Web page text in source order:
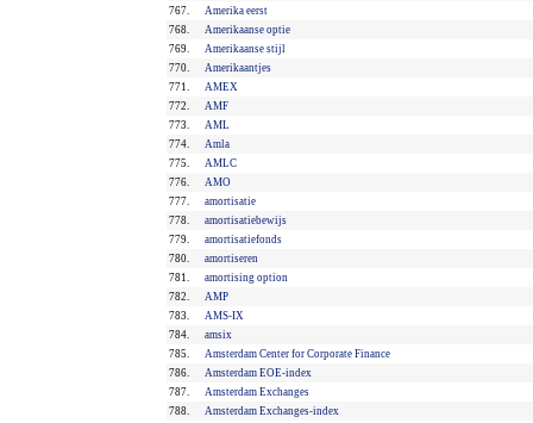
767.
Amerika eerst
768.
Amerikaanse optie
769.
Amerikaanse stijl
770.
Amerikaantjes
771.
AMEX
772.
AMF
773.
AML
774.
Amla
775.
AMLC
776.
AMO
777.
amortisatie
778.
amortisatiebewijs
779.
amortisatiefonds
780.
amortiseren
781.
amortising option
782.
AMP
783.
AMS-IX
784.
amsix
785.
Amsterdam Center for Corporate Finance
786.
Amsterdam EOE-index
787.
Amsterdam Exchanges
788.
Amsterdam Exchanges-index